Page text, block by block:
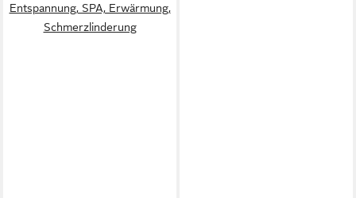
Entspannung, SPA, Erwärmung,
Schmerzlinderung